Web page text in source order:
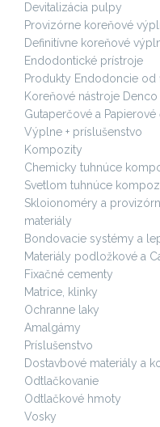
Devitalizácia pulpy
Provizórne koreňové
Definitívne koreňové
Endodontické prístroje
Produkty Endodoncie od
Koreňové nástroje Denco
Gutaperčové a Papierové
Výplne + príslušenstvo
Kompozity
Chemicky tuhnúce
Svetlom tuhnúce
Skloionoméry a
materiály
Bondovacie systémy a
Materiály podložkové a
Fixačné cementy
Matrice, klinky
Ochranne laky
Amalgámy
Príslušenstvo
Dostavbové materiály a
Odtlačkovanie
Odtlačkové hmoty
Vosky